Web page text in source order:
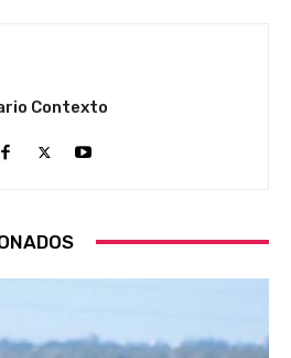
Contexto